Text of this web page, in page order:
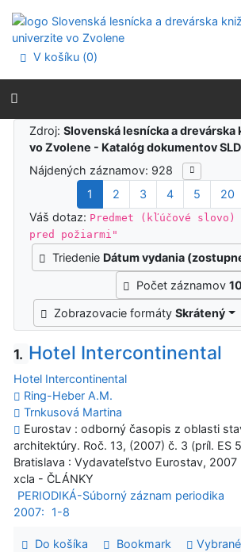
Prejsť na menu
Prehlásenie o webovej prístupnosti
V košíku (0)
Výsledky
Zdroj:Slovenská lesnícka a drevárska
vo Zvolene - Katalóg dokumentov
Nájdených záznamov: 928
1
2 3 4 5 20
Váš dotaz: Predmet (kľúčové slovo)
pred požiarmi"
Triedenie Dátum vydania
Počet záznamov
Zobrazovacie formátySkrátený
1. Hotel Intercontinental
Hotel Intercontinental
Ring-Heber A.M.
Trnkusová Martina
Eurostav : odborný časopis z oblasti
architektúry. Roč. 13, (2007) č. 3 (príl. ES
Bratislava : Vydavateľstvo Eurostav, 2007
xcla - ČLÁNKY
PERIODIKÁ-Súborný záznam periodika
2007:
1-8
Do košíka Bookmark